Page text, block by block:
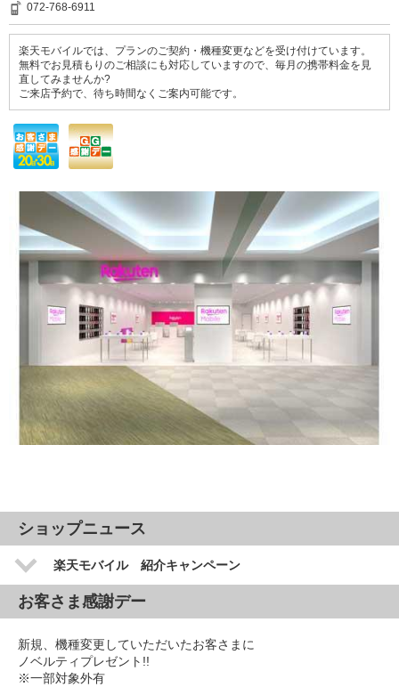
072-768-6911
楽天モバイルでは、プランのご契約・機種変更などを受け付けています。
無料でお見積もりのご相談にも対応していますので、毎月の携帯料金を見
直してみませんか?
ご来店予約で、待ち時間なくご案内可能です。
ショップニュース
楽天モバイル 紹介キャンペーン
お客さま感謝デー
新規、機種変更していただいたお客さまに
ノベルティプレゼント!!
※一部対象外有